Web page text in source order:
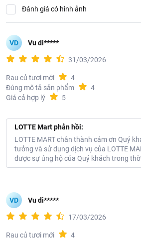
Đánh giá có hình ảnh
VD Vu di*****
31/03/2026
Rau củ tươi mới
4
Đúng mô tả sản phẩm
4
Giá cả hợp lý
5
LOTTE Mart phản hồi:
LOTTE MART chân thành cám ơn Quý
tưởng và sử dụng dịch vụ của LOTTE
được sự ủng hộ của Quý khách trong
VD Vu di*****
17/03/2026
Rau củ tươi mới
4